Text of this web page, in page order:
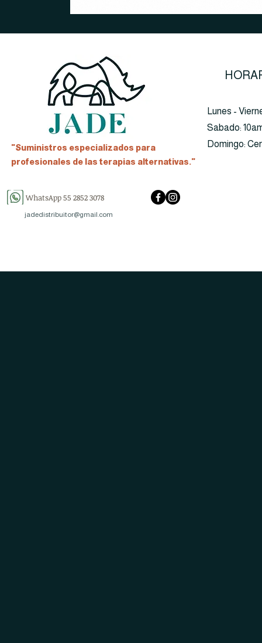
"Suministros especializados para
profesionales de las terapias alternativas."
WhatsApp 55 2852 3078
jadedistribuitor@gmail.com
Lunes -
​​Sabado:
​Domingo: